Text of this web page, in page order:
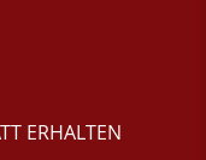
ERHALTEN